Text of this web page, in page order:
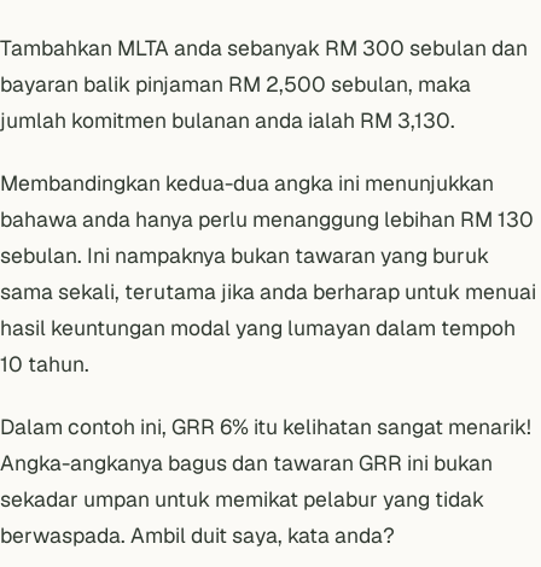
Tambahkan MLTA anda sebanyak RM 300 sebulan dan
bayaran balik pinjaman RM 2,500 sebulan, maka
jumlah komitmen bulanan anda ialah RM 3,130.
Membandingkan kedua-dua angka ini menunjukkan
bahawa anda hanya perlu menanggung lebihan RM 130
sebulan. Ini nampaknya bukan tawaran yang buruk
sama sekali, terutama jika anda berharap untuk menuai
hasil keuntungan modal yang lumayan dalam tempoh
10 tahun.
Dalam contoh ini, GRR 6% itu kelihatan sangat menarik!
Angka-angkanya bagus dan tawaran GRR ini bukan
sekadar umpan untuk memikat pelabur yang tidak
berwaspada. Ambil duit saya, kata anda?